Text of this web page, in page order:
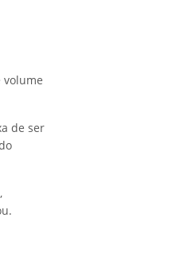
volume
de ser
,